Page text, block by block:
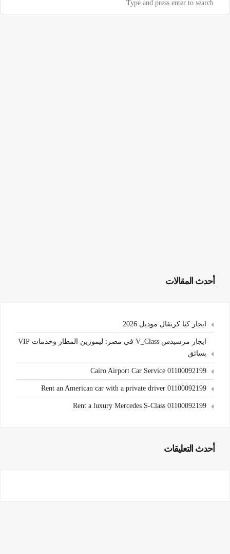
أحدث المقالات
ايجار كيا كرنفال موديل 2026
ايجار مرسيدس V_Class في مصر: ليموزين المطار وخدمات VIP
بسائق
Cairo Airport Car Service 01100092199
Rent an American car with a private driver 01100092199
Rent a luxury Mercedes S-Class 01100092199
أحدث التعليقات